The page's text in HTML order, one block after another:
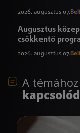
2026. augusztus 07.
Augusztus
csökkentő
2026. augusztus 07.
A témához